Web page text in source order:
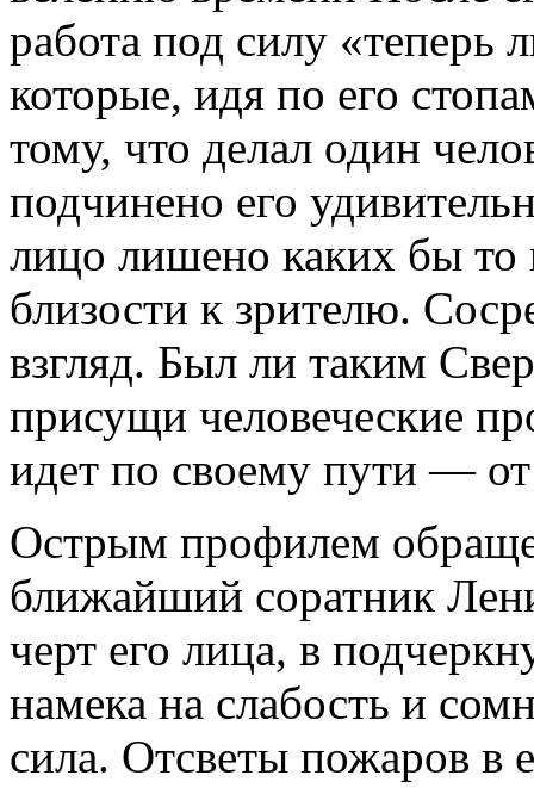
работа под силу
которые, идя по его
тому, что делал один
подчинено его
лицо лишено каких бы то
близости к зрителю.
взгляд. Был ли таким
присущи человеческие
идет по своему пути —
Острым профилем
ближайший соратник
черт его лица, в
намека на слабость и
сила. Отсветы пожаров в